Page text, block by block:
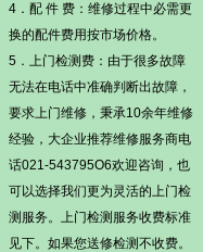
4．配 件 费：维修过程中必需更
换的配件费用按市场价格。
5． 上门检测费 ：由于很多故障
无法在电话中准确判断出故障，
要求上门维修，秉承10余年维修
经验，大企业推荐维修服务商电
话021-543795O6欢迎咨询，也
可以选择我们更为灵活的上门检
测 服务。 上门检测 服务收费标准
见下。如果您送修检测不收费。